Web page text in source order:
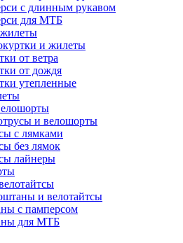
с длинным рукавом
для МТБ
и жилеты
от ветра
от дождя
утепленные
и велошорты
с лямками
без лямок
лайнеры
и велотайтсы
с памперсом
для МТБ